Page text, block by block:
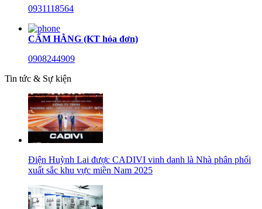
0931118564
CẨM HẰNG (KT hóa đơn)
0908244909
Tin tức & Sự kiện
Điện Huỳnh Lai được CADIVI vinh danh là Nhà phân phối
xuất sắc khu vực miền Nam 2025